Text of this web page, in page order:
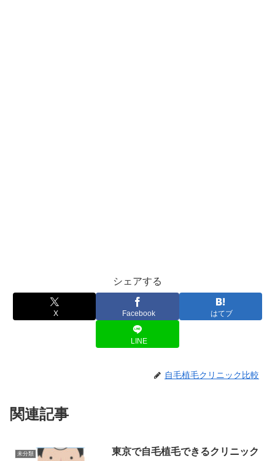
シェアする
X Facebook はてブ
LINE
自毛植毛クリニック比較
関連記事
未分類 東京で自毛植毛できるクリニック